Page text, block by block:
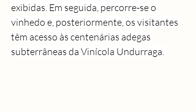
exibidas. Em seguida, percorre-se o
vinhedo e, posteriormente, os visitantes
têm acesso às centenárias adegas
subterrâneas da Vinícola Undurraga.